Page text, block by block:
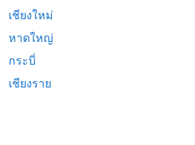
เชียงใหม่
หาดใหญ่
กระบี่
เชียงราย